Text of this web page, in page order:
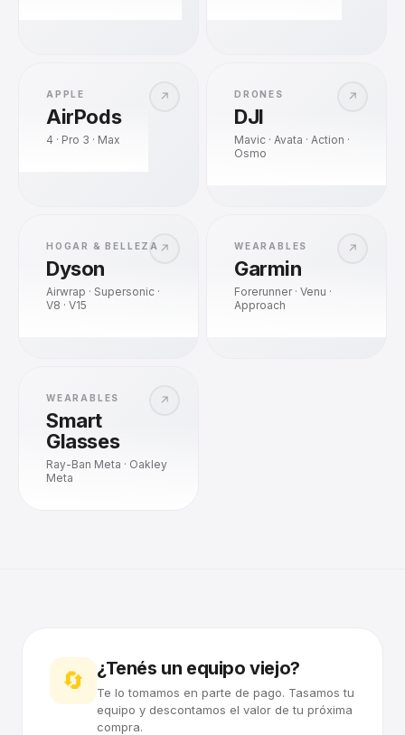
↗
APPLE
AirPods
4 · Pro 3 · Max
↗
DRONES
DJI
Mavic · Avata · Action ·
Osmo
↗
HOGAR & BELLEZA
Dyson
Airwrap · Supersonic ·
V8 · V15
↗
WEARABLES
Garmin
Forerunner · Venu ·
Approach
↗
WEARABLES
Smart
Glasses
Ray-Ban Meta · Oakley
Meta
🔄 ¿Tenés un equipo viejo?
Te lo tomamos en parte de pago. Tasamos tu
equipo y descontamos el valor de tu próxima
compra.